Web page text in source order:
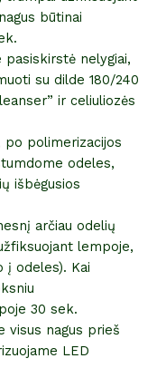
būtinai
pasiskirstė nelygiai,
su dilde 180/240
ir celiuliozės
po polimerizacijos
odeles,
išbėgusios
arčiau odelių
lempoje,
į odeles). Kai
30 sek.
visus nagus prieš
LED